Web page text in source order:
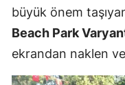
büyük önem
Beach Park
ekrandan naklen